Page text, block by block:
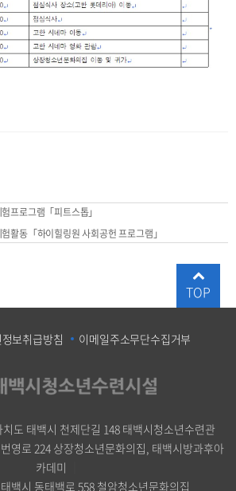
프로그램「피트스톱」
활동「하이힐링원 사회공헌 프로그램」
보취급방침 이메일주소무단수집거부
도 태백시 천제단길 148 태백시청소년수련관
영로 224 상장청소년문화의집, 태백시방과후아
카데미
백시 동태백로 558 철암청소년문화의집
TOP